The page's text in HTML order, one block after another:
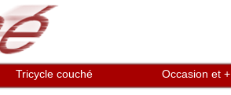
Tricycle couché Occasion et +